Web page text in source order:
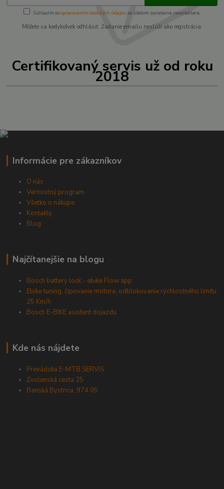
Súhlasím sospracovaním osobných údajov za účelom zasielania newslettera.
Môžete sa kedykoľvek odhlásiť. Zadanie emailu neslúži ako registrácia.
Certifikovaný servis už od roku
2018
Informácie pre zákazníkov
O nás
Vernostný program
Všetko o nákupe
Kontakty
Blog
Najčítanejšie na blogu
Bosch battery lock - ebike Flow app
Ebike tuning, čipovanie motora, odblokovanie rýchlostného limitu
25 Km/h
Bosch E-BIKE asistent dojazdu
Kde nás nájdete
Prevádzka E-MTB SERVIS
Zvolenská cesta 25
Banská Bystrica, 974 05